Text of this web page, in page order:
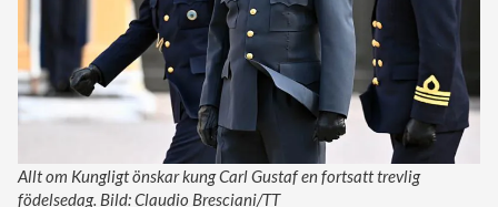
Allt om Kungligt önskar kung Carl Gustaf en fortsatt trevlig
födelsedag. Bild: Claudio Bresciani/TT